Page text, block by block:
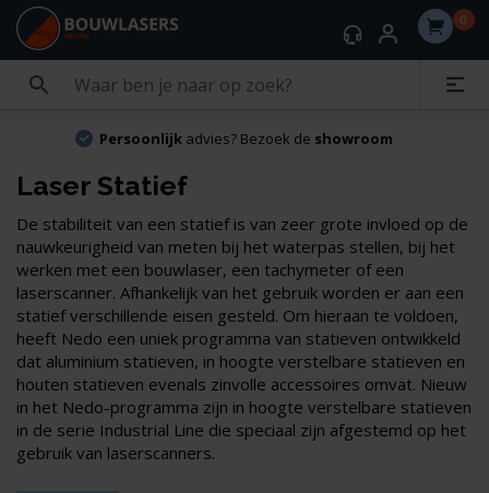
0
Persoonlijkadvies? Bezoek de showroom
Laser Statief
De stabiliteit van een statief is van zeer grote invloed op de
nauwkeurigheid van meten bij het waterpas stellen, bij het
werken met een bouwlaser, een tachymeter of een
laserscanner. Afhankelijk van het gebruik worden er aan een
statief verschillende eisen gesteld. Om hieraan te voldoen,
heeft Nedo een uniek programma van statieven ontwikkeld
dat aluminium statieven, in hoogte verstelbare statieven en
houten statieven evenals zinvolle accessoires omvat. Nieuw
in het Nedo-programma zijn in hoogte verstelbare statieven
in de serie Industrial Line die speciaal zijn afgestemd op het
gebruik van laserscanners.